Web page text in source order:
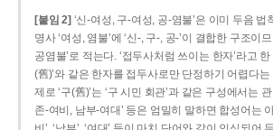
[붙임 2] ‘신-여성, 구-여성, 공-염불’은 이미 두음 법
명사 ‘여성, 염불’에 ‘신-, 구-, 공-’이 결합한 구조이
공염불’로 적는다. ‘접두사처럼 쓰이는 한자’라고 한
(舊)’와 같은 한자를 접두사로만 단정하기 어렵다는
제로 ‘구(舊)’는 ‘구 시민 회관’과 같은 구성에서는
존­-여비, 남부-­여대’ 등은 엄밀히 말하면 합성어는 아